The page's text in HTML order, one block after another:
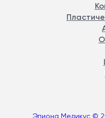
Эпиона Медикус ©